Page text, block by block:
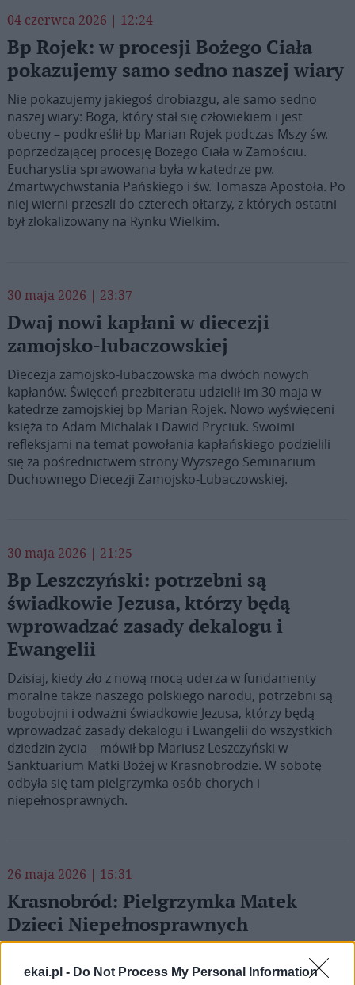
ekai.pl - Do Not Process My Personal Information
04 czerwca 2026 | 12:24
Bp Rojek: w procesji Bożego Ciała
pokazujemy samo sedno naszej wiary
Nie pokazujemy jakiegoś drobiazgu, ale samo sedno
naszej wiary: Boga, który stał się człowiekiem i jest
obecny – podkreślił bp Marian Rojek podczas Mszy św.
poprzedzającej procesję Bożego Ciała w Zamościu.
Eucharystia sprawowana była w katedrze pw.
Zmartwychwstania Pańskiego i św. Tomasza Apostoła. Po
niej wierni przeszli do czterech ołtarzy, z których ostatni
był zlokalizowany na Rynku Wielkim.
30 maja 2026 | 23:37
Dwaj nowi kapłani w diecezji
zamojsko-lubaczowskiej
Diecezja zamojsko-lubaczowska ma dwóch nowych
kapłanów. Święceń prezbiteratu udzielił im 30 maja w
katedrze zamojskiej bp Marian Rojek. Nowo wyświęceni
księża to Adam Michalak i Dawid Pryciuk. Swoimi
refleksjami na temat powołania kapłańskiego podzielili
się za pośrednictwem strony Wyższego Seminarium
Duchownego Diecezji Zamojsko-Lubaczowskiej.
30 maja 2026 | 21:25
Bp Leszczyński: potrzebni są
świadkowie Jezusa, którzy będą
wprowadzać zasady dekalogu i
Ewangelii
Dzisiaj, kiedy zło z nową mocą uderza w fundamenty
moralne także naszego polskiego narodu, potrzebni są
bogobojni i odważni świadkowie Jezusa, którzy będą
wprowadzać zasady dekalogu i Ewangelii do wszystkich
dziedzin życia – mówił bp Mariusz Leszczyński w
Sanktuarium Matki Bożej w Krasnobrodzie. W sobotę
odbyła się tam pielgrzymka osób chorych i
niepełnosprawnych.
26 maja 2026 | 15:31
Krasnobród: Pielgrzymka Matek
Dzieci Niepełnosprawnych
odbyła się Diecezjalna Pielgrzymka Matek Dzieci